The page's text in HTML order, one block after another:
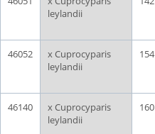
leylandii
46052
x Cuprocyparis
leylandii
154
46140
x Cuprocyparis
leylandii
160